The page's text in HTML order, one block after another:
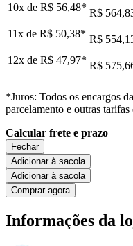
10x de R$ 56,48* R$
11x de R$ 50,38* R$
12x de R$ 47,97* R$
*Juros: Todos os encargos
parcelamento e outras
Calcular frete e prazo
Fechar
Adicionar à sacola
Adicionar à sacola
Comprar agora
Informações da